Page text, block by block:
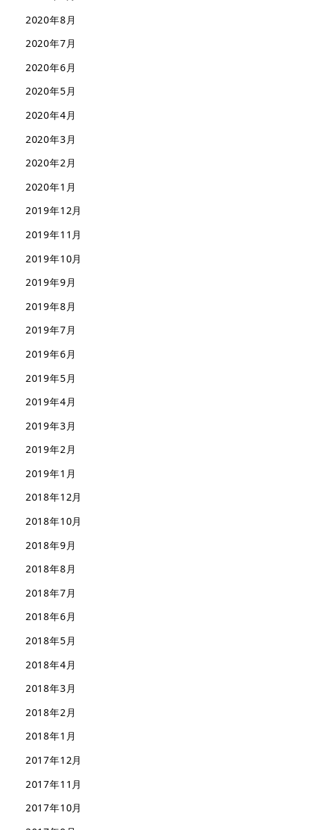
2020年8月
2020年7月
2020年6月
2020年5月
2020年4月
2020年3月
2020年2月
2020年1月
2019年12月
2019年11月
2019年10月
2019年9月
2019年8月
2019年7月
2019年6月
2019年5月
2019年4月
2019年3月
2019年2月
2019年1月
2018年12月
2018年10月
2018年9月
2018年8月
2018年7月
2018年6月
2018年5月
2018年4月
2018年3月
2018年2月
2018年1月
2017年12月
2017年11月
2017年10月